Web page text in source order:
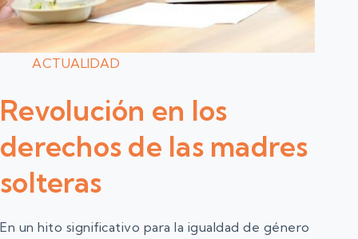
ACTUALIDAD
Revolución en los
derechos de las madres
solteras
En un hito significativo para la igualdad de género